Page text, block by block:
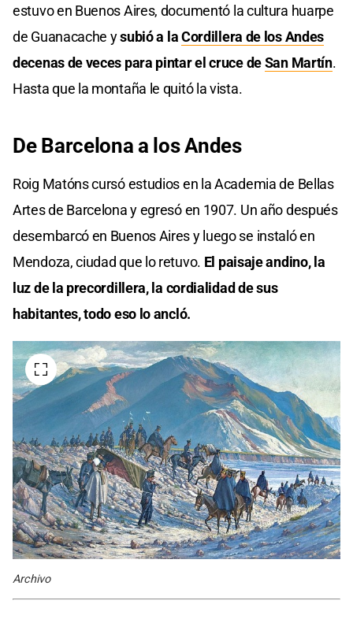
estuvo en Buenos Aires, documentó la cultura huarpe
de Guanacache ysubió a laCordillera de los Andes
decenas de veces para pintar el cruce deSan Martín.
Hasta que la montaña le quitó la vista.
De Barcelona a los Andes
Roig Matóns cursó estudios en la Academia de Bellas
Artes de Barcelona y egresó en 1907. Un año después
desembarcó en Buenos Aires y luego se instaló en
Mendoza, ciudad que lo retuvo. El paisaje andino, la
luz de la precordillera, la cordialidad de sus
habitantes, todo eso lo ancló.
Archivo